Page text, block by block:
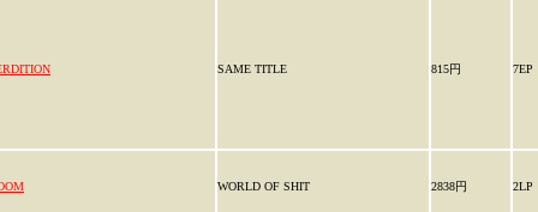
SAME TITLE 815円 7EP
WORLD OF SHIT 2838円 2LP